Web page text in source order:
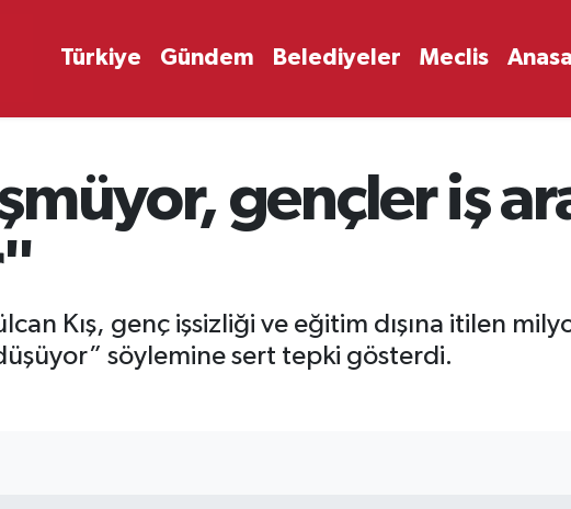
Türkiye Gündem Belediyeler Meclis
gençler iş
Kış, genç işsizliği ve eğitim dışına itilen
söylemine sert tepki gösterdi.